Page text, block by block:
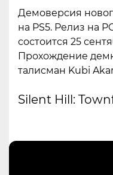
Демоверсия
на PS5. Релиз на
состоится 25
Прохождение
талисман Kubi
Silent Hill: